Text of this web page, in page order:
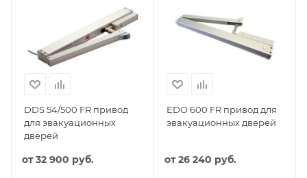
DDS 54/500 FR привод
для эвакуационных
дверей
от32 900 руб.
EDO 600 FR привод для
эвакуационных дверей
от26 240 руб.